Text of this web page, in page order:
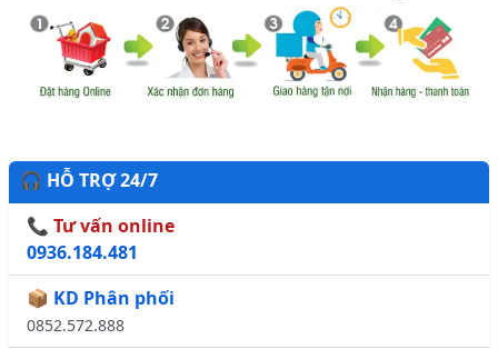
🎧 HỖ TRỢ 24/7
📞 Tư vấn online
0936.184.481
📦 KD Phân phối
0852.572.888